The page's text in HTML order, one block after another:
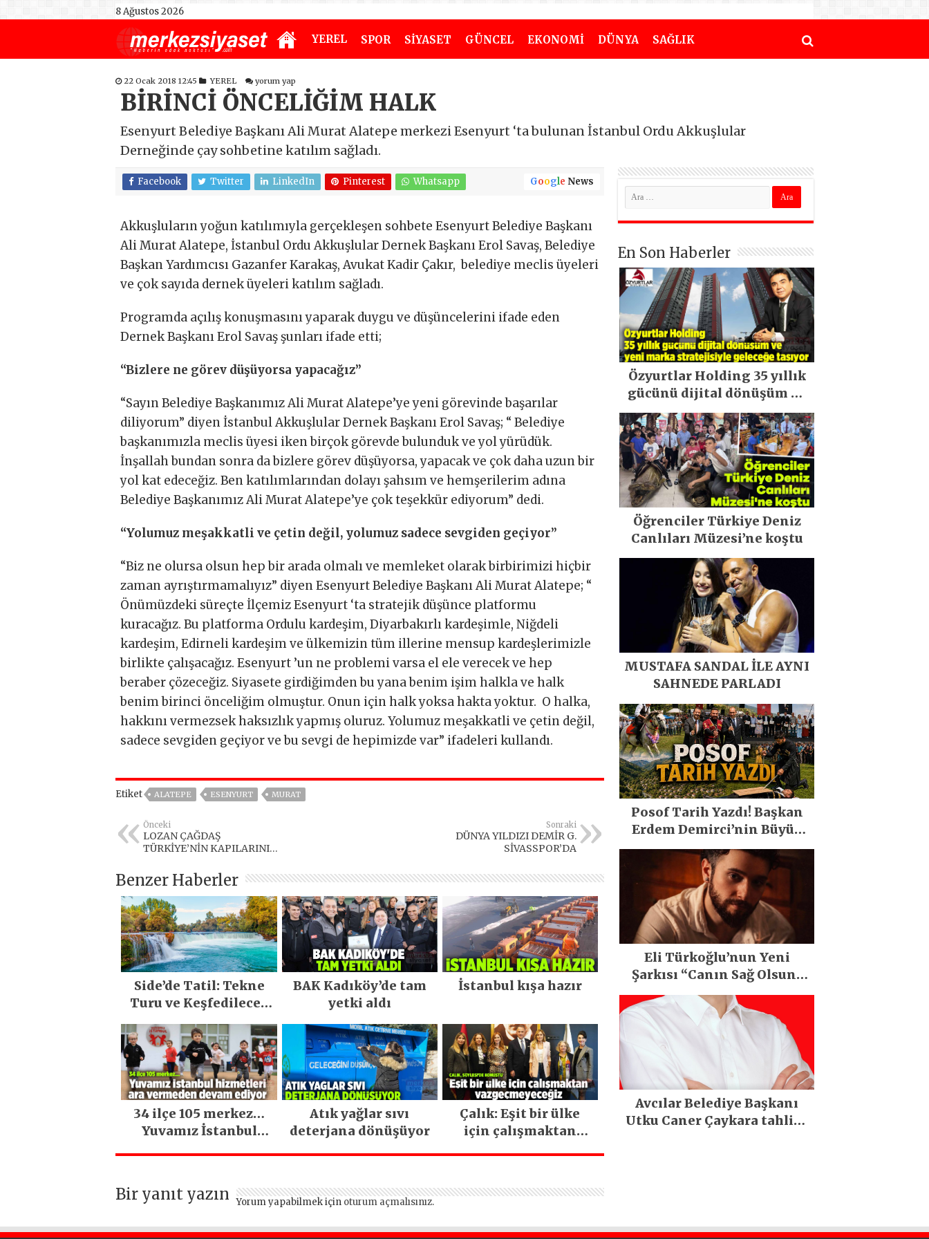
8 Ağustos 2026
YEREL SPOR SİYASET GÜNCEL EKONOMİ DÜNYA SAĞLIK
22 Ocak 2018 12:45 YEREL yorum yap
BİRİNCİ ÖNCELİĞİM HALK
Esenyurt Belediye Başkanı Ali Murat Alatepe merkezi Esenyurt ‘ta bulunan İstanbul Ordu Akkuşlular
Derneğinde çay sohbetine katılım sağladı.
Facebook Twitter LinkedIn Pinterest Whatsapp Google News
Akkuşluların yoğun katılımıyla gerçekleşen sohbete Esenyurt Belediye Başkanı
Ali Murat Alatepe, İstanbul Ordu Akkuşlular Dernek Başkanı Erol Savaş, Belediye
Başkan Yardımcısı Gazanfer Karakaş, Avukat Kadir Çakır, belediye meclis üyeleri
ve çok sayıda dernek üyeleri katılım sağladı.
Programda açılış konuşmasını yaparak duygu ve düşüncelerini ifade eden
Dernek Başkanı Erol Savaş şunları ifade etti;
“Bizlere ne görev düşüyorsa yapacağız”
“Sayın Belediye Başkanımız Ali Murat Alatepe’ye yeni görevinde başarılar
diliyorum” diyen İstanbul Akkuşlular Dernek Başkanı Erol Savaş; “ Belediye
başkanımızla meclis üyesi iken birçok görevde bulunduk ve yol yürüdük.
İnşallah bundan sonra da bizlere görev düşüyorsa, yapacak ve çok daha uzun bir
yol kat edeceğiz. Ben katılımlarından dolayı şahsım ve hemşerilerim adına
Belediye Başkanımız Ali Murat Alatepe’ye çok teşekkür ediyorum” dedi.
“Yolumuz meşakkatli ve çetin değil, yolumuz sadece sevgiden geçiyor”
“Biz ne olursa olsun hep bir arada olmalı ve memleket olarak birbirimizi hiçbir
zaman ayrıştırmamalıyız” diyen Esenyurt Belediye Başkanı Ali Murat Alatepe; “
Önümüzdeki süreçte İlçemiz Esenyurt ‘ta stratejik düşünce platformu
kuracağız. Bu platforma Ordulu kardeşim, Diyarbakırlı kardeşimle, Niğdeli
kardeşim, Edirneli kardeşim ve ülkemizin tüm illerine mensup kardeşlerimizle
birlikte çalışacağız. Esenyurt ’un ne problemi varsa el ele verecek ve hep
beraber çözeceğiz. Siyasete girdiğimden bu yana benim işim halkla ve halk
benim birinci önceliğim olmuştur. Onun için halk yoksa hakta yoktur. O halka,
hakkını vermezsek haksızlık yapmış oluruz. Yolumuz meşakkatli ve çetin değil,
sadece sevgiden geçiyor ve bu sevgi de hepimizde var” ifadeleri kullandı.
Etiket ALATEPE ESENYURT MURAT
Önceki
LOZAN ÇAĞDAŞ
TÜRKİYE’NİN KAPILARINI
Sonraki
DÜNYA YILDIZI DEMİR G.
SİVASSPOR’DA
Benzer Haberler
Side’de Tatil: Tekne
Turu ve Keşfedilecek
BAK Kadıköy’de tam
yetki aldı
İstanbul kışa hazır
34 ilçe 105 merkez…
Yuvamız İstanbul
Atık yağlar sıvı
deterjana dönüşüyor
Çalık: Eşit bir ülke
için çalışmaktan
Bir yanıt yazın Yorum yapabilmek için oturum açmalısınız.
En Son Haberler
Özyurtlar Holding 35 yıllık
gücünü dijital dönüşüm ve
yeni marka stratejisiyle
geleceğe taşıyor
Öğrenciler Türkiye Deniz
Canlıları Müzesi’ne koştu
MUSTAFA SANDAL İLE AYNI
SAHNEDE PARLADI
Posof Tarih Yazdı! Başkan
Erdem Demirci’nin Büyük
Emeğiyle Son Yılların En
Büyük Festivali Gerçekleşti
Eli Türkoğlu’nun Yeni
Şarkısı “Canın Sağ Olsun”
Büyük İlgi Gördü!..
Avcılar Belediye Başkanı
Utku Caner Çaykara tahliye